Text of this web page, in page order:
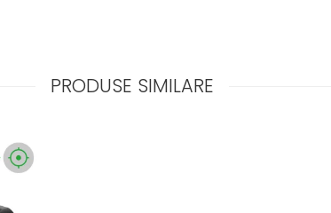
PRODUSE SIMILARE